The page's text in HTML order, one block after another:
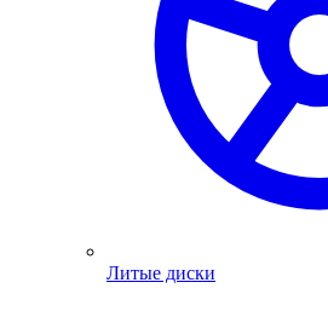
Литые диски